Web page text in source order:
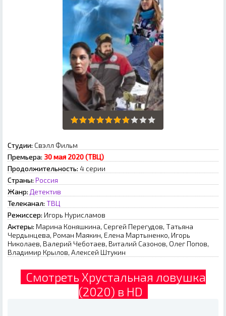
Студии: Свэлл Фильм
Премьера: 30 мая 2020 (ТВЦ)
Продолжительность: 4 серии
Страны: Россия
Жанр: Детектив
Телеканал: ТВЦ
Режиссер: Игорь Нурисламов
Актеры: Марина Коняшкина, Сергей Перегудов, Татьяна
Чердынцева, Роман Маякин, Елена Мартыненко, Игорь
Николаев, Валерий Чеботаев, Виталий Сазонов, Олег Попов,
Владимир Крылов, Алексей Штукин
Смотреть Хрустальная ловушка
(2020) в HD